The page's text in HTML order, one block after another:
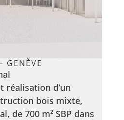
GENÈVE
réalisation d’un
bois mixte,
de 700 m² SBP dans